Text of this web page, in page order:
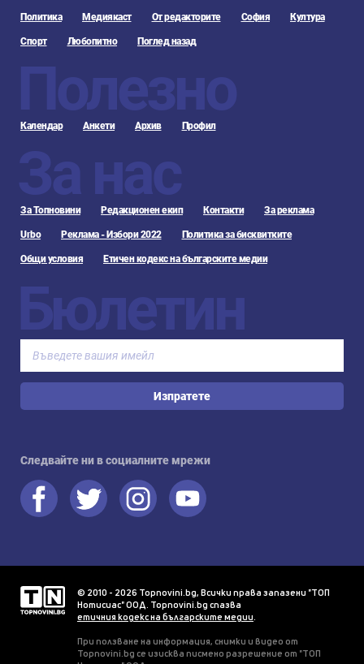
Политика Медиякаст От редакторите София Култура
Спорт Любопитно Поглед назад
Полезно
Календар Анкети Архив Профил
За нас
За Топновини Редакционен екип Контакти За реклама
Urbo Реклама - Избори 2022 Политика за бисквитките
Общи условия Етичен кодекс на българските медии
Бюлетин
Изпратете
Следвайте ни в социалните мрежи
© 2010 - 2026 Topnovini.bg, Всички права запазени "ТОП
Нотисиас" ООД. Topnovini.bg спазва
етичния кодекс на българските медии.
При ползване на информация, снимки и видео от
Topnovini.bg се изисква писмено разрешение от "ТОП